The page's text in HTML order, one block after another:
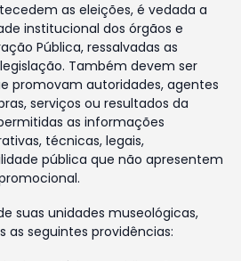
as eleições, é vedada a
institucional dos órgãos e
Pública, ressalvadas as
Também devem ser
promovam autoridades, agentes
serviços ou resultados da
as informações
técnicas, legais,
pública que não apresentem
suas unidades museológicas,
as seguintes providências: